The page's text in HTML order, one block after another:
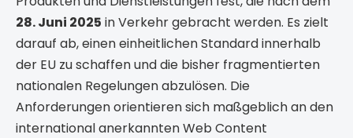
28. Juni 2025 in Verkehr gebracht werden. Es zielt
darauf ab, einen einheitlichen Standard innerhalb
der EU zu schaffen und die bisher fragmentierten
nationalen Regelungen abzulösen. Die
Anforderungen orientieren sich maßgeblich an den
international anerkannten Web Content